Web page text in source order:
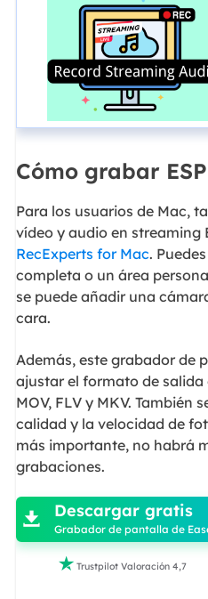
Cómo grabar
Para los usuarios de Mac,
vídeo y audio en streaming
RecExperts for Mac.
completa o un área
se puede añadir una
cara.
Además, este grabador de
ajustar el formato de salida
MOV, FLV y MKV. También
calidad y la velocidad de
más importante, no habrá
grabaciones.

 Descargar gratis
Grabador de pantalla de
 Trustpilot Valoración 4,7